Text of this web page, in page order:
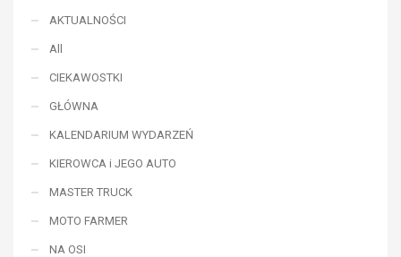
AKTUALNOŚCI
All
CIEKAWOSTKI
GŁÓWNA
KALENDARIUM WYDARZEŃ
KIEROWCA i JEGO AUTO
MASTER TRUCK
MOTO FARMER
NA OSI